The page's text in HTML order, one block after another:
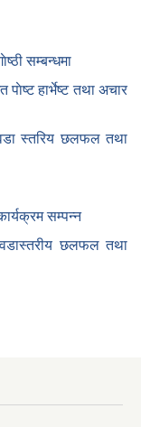
सम्बन्धमा
पाेष्ट हार्भेष्ट तथा अचार
स्तरिय छलफल तथा
सम्पन्न
वडास्तरीय छलफल तथा